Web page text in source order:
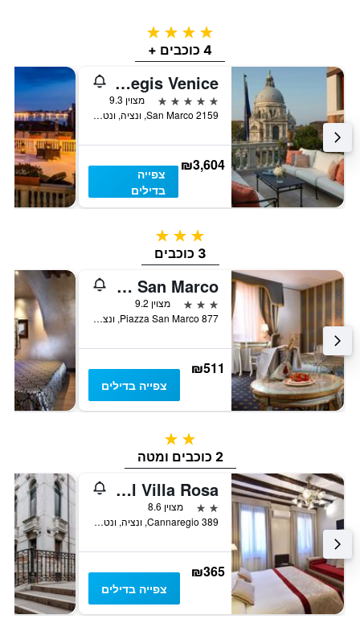
4 כוכבים
4 כוכבים +
The St. Regis Venice
5 כוכבים
מצוין 9.3
San Marco 2159, ונציה, ונטו, איטליה
₪3,604
צפייה
בדילים
3 כוכבים
3 כוכבים
Albergo San Marco
3 כוכבים
מצוין 9.2
Piazza San Marco 877, ונציה, ונטו, איטליה
₪511
צפייה בדילים
2 כוכבים
2 כוכבים ומטה
Hotel Villa Rosa
2 כוכבים
מצוין 8.6
Cannaregio 389, ונציה, ונטו, איטליה
₪365
צפייה בדילים